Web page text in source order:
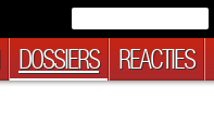
DOSSIERS REACTIES